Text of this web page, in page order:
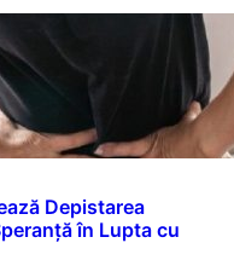
Depistarea
în Lupta cu